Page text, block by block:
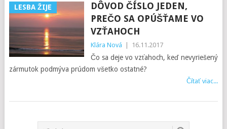
LESBA ŽIJE
DÔVOD ČÍSLO JEDEN,
PREČO SA OPÚŠŤAME VO
VZŤAHOCH
Klára Nová 16.11.2017
Čo sa deje vo vzťahoch, keď nevyriešený
zármutok podmýva prúdom všetko ostatné?
Čítať viac...
POSTS